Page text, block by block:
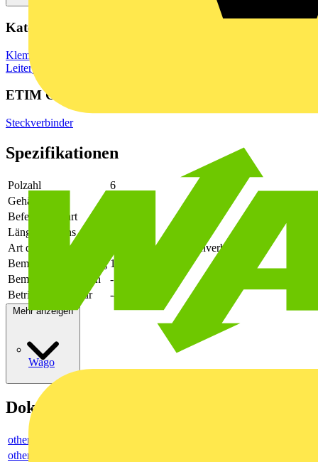
Wago
Kategorien
Klemmen, Steckverbinder & Verbindungselemente
Leiterplattensteckverbinder
ETIM Group
Steckverbinder
Spezifikationen
Polzahl
6
Gehäusefarbe
Befestigungsart
Länge des Pins
Art der Verbindung
flexibler Leiterplattenverbinder
Bemessungsspannung 160
Bemessungsstrom In
-
Betriebstemperatur
-40 - 105
Mehr anzeigen
Dokumente
others
others